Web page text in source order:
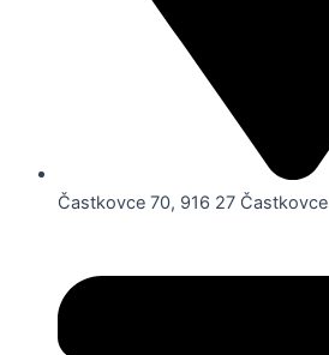
Častkovce 70, 916 27 Častkovce